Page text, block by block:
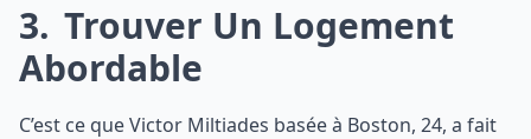
3 Trouver Un Logement
Abordable
C’est ce que Victor Miltiades basée à Boston, 24, a fait